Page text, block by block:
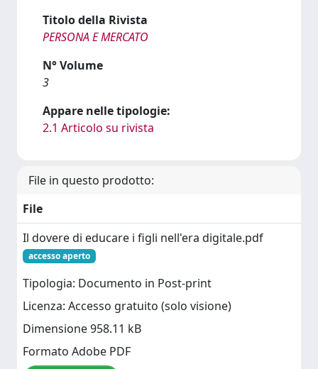
Titolo della Rivista
PERSONA E MERCATO
N° Volume
3
Appare nelle tipologie:
2.1 Articolo su rivista
File in questo prodotto:
File
Il dovere di educare i figli nell'era digitale.pdf
accesso aperto
Tipologia: Documento in Post-print
Licenza: Accesso gratuito (solo visione)
Dimensione 958.11 kB
Formato Adobe PDF